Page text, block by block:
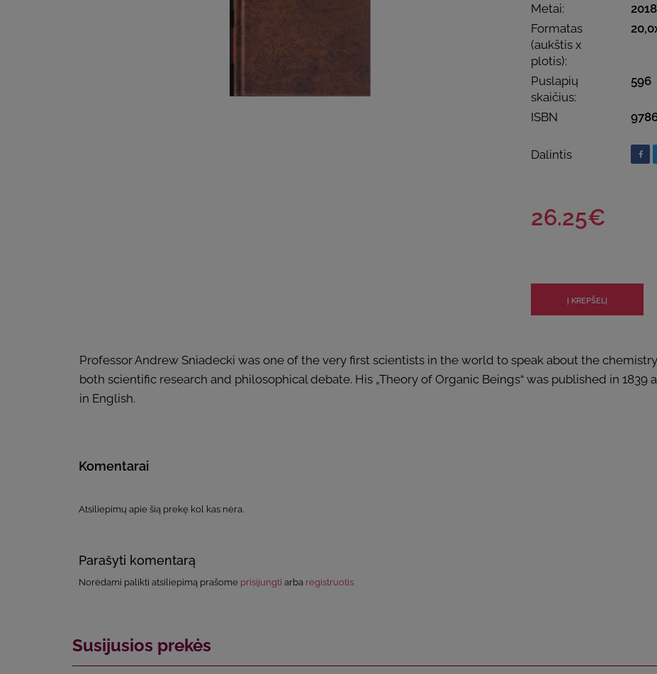
Metai:
2018
Formatas
(aukštis x
plotis):
Puslapių
skaičius:
596
ISBN
Dalintis
26.25€
Professor Andrew Sniadecki was one of the very first scientists in the world to speak about the
both scientific research and philosophical debate. His „Theory of Organic Beings“ was published in
in English.
Komentarai
Atsiliepimų apie šią prekę kol kas nėra.
Parašyti komentarą
Norėdami palikti atsiliepimą prašome prisijungti arba registruotis
Susijusios prekės